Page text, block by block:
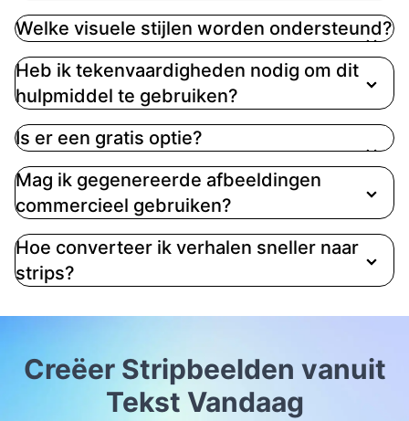
Ja. Je kunt korte prompts of langere
verhaalfragmenten plakken. Voor beste resultaten
richt elke generatie zich op één scène tegelijk.
Welke visuele stijlen worden ondersteund?
Heb ik tekenvaardigheden nodig om dit
hulpmiddel te gebruiken?
Is er een gratis optie?
Mag ik gegenereerde afbeeldingen
commercieel gebruiken?
Hoe converteer ik verhalen sneller naar
strips?
Creëer Stripbeelden vanuit
Tekst Vandaag